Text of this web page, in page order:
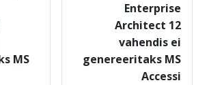
MS
Enterprise
Architect 12
vahendis ei
genereeritaks MS
Accessi